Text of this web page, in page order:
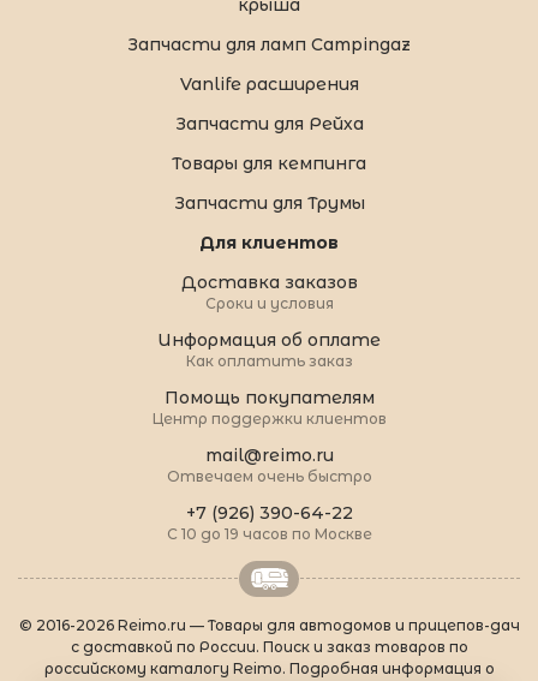
Запчасти для ламп Campingaz
Vanlife расширения
Запчасти для Рейха
Товары для кемпинга
Запчасти для Трумы
Для клиентов
Доставка заказов
Сроки и условия
Информация об оплате
Как оплатить заказ
Помощь покупателям
Центр поддержки клиентов
mail@reimo.ru
Отвечаем очень быстро
+7 (926) 390-64-22
С 10 до 19 часов по Москве
© 2016-2026 Reimo.ru — Товары для автодомов и прицепов-дач
с доставкой по России. Поиск и заказ товаров по
российскому каталогу Reimo. Подробная информация о